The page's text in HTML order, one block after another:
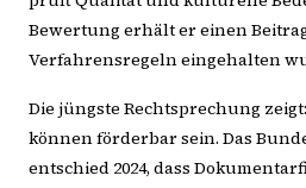
Bewertung erhält er einen
Verfahrensregeln eingehalten
Die jüngste Rechtsprechung
können förderbar sein. Das
entschied 2024, dass